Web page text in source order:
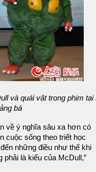
và quái vật trong phim
bá
về ý nghĩa sâu xa hơn có
cuộc sống theo triết học
những điều như thế khi
phải là kiểu của McDull,”